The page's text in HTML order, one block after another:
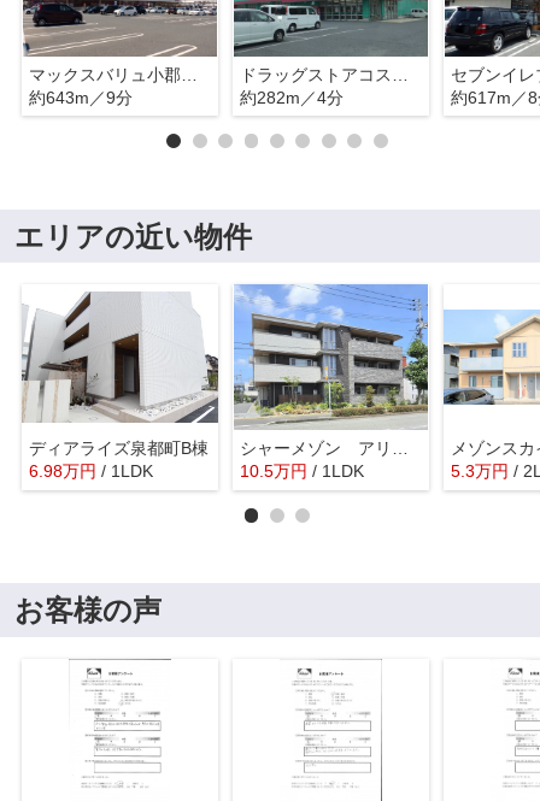
マックスバリュ小郡南店
約643m／9分
約282m／4分
約617m／
エリアの近い物件
ディアライズ泉都町B棟
6.98万円 / 1LDK
10.5万円 / 1LDK 5.3万円 /
お客様の声